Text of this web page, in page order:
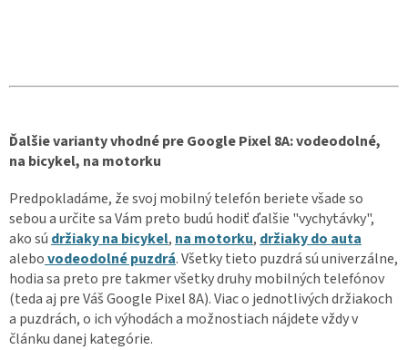
Ďalšie varianty vhodné pre Google Pixel 8A: vodeodolné,
na bicykel, na motorku
Predpokladáme, že svoj mobilný telefón beriete všade so
sebou a určite sa Vám preto budú hodiť ďalšie "vychytávky",
ako sú držiaky na bicykel, na motorku, držiaky do auta
alebovodeodolné puzdrá. Všetky tieto puzdrá sú univerzálne,
hodia sa preto pre takmer všetky druhy mobilných telefónov
(teda aj pre Váš Google Pixel 8A). Viac o jednotlivých držiakoch
a puzdrách, o ich výhodách a možnostiach nájdete vždy v
článku danej kategórie.